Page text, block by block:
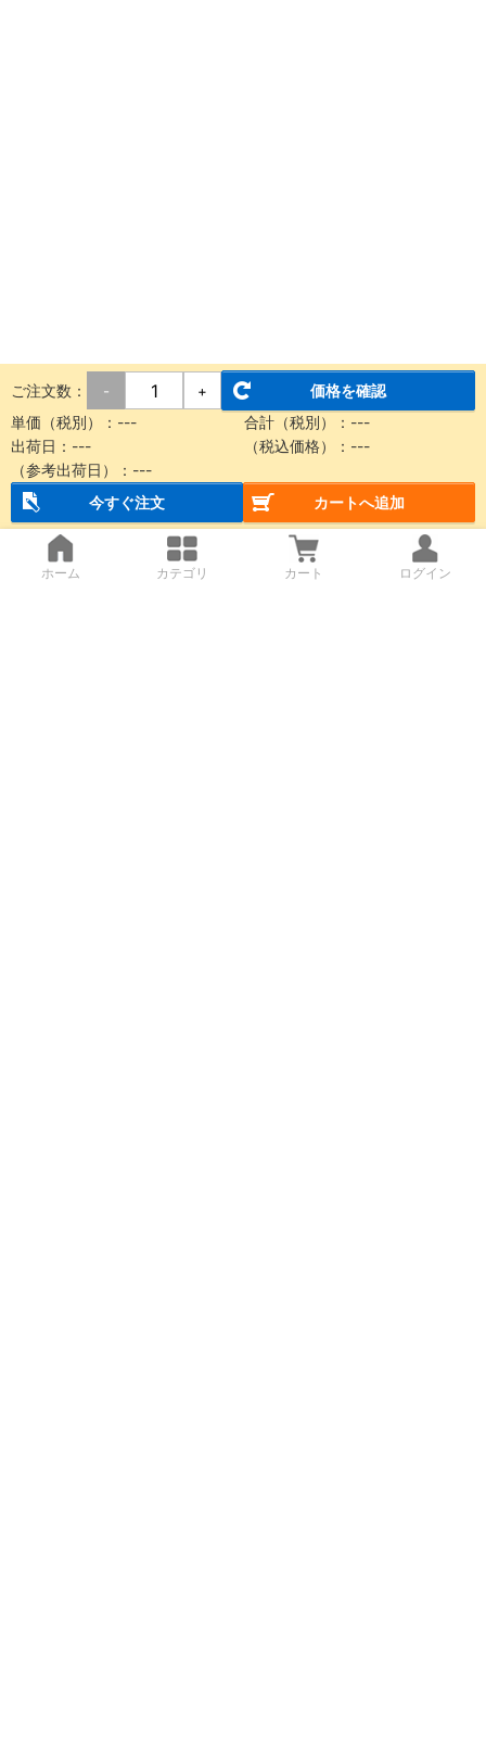
ご注文数： - +
価格を確認
単価（税別）： --- 合計（税別）： ---
出荷日： --- （税込価格）： ---
（参考出荷日）： ---
今すぐ注文
カートへ追加
ホーム カテゴリ カート ログイン